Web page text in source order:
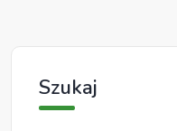
Szukaj